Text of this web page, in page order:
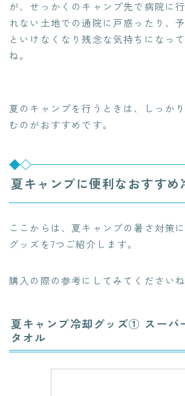
が、せっかくのキャンプ先で病院に
れない土地での通院に戸惑ったり、
といけなくなり残念な気持ちになっ
ね。
夏のキャンプを行うときは、しっか
むのがおすすめです。
夏キャンプに便利なおすすめ
ここからは、夏キャンプの暑さ対策
グッズを7つご紹介します。
購入の際の参考にしてみてくださいね
夏キャンプ冷却グッズ① スーパ
タオル